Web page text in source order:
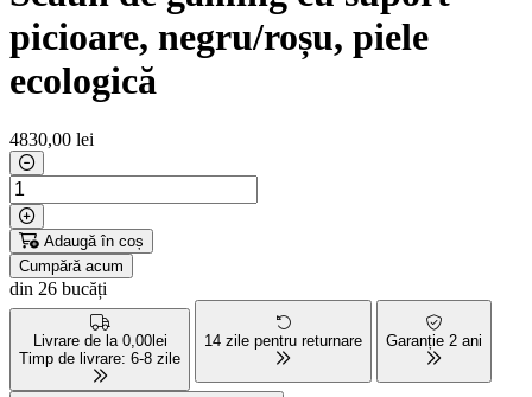
picioare, negru/roșu, piele
ecologică
4830,00 lei
Adaugă în coș
Cumpără acum
din 26 bucăți
Livrare de la 0,00lei
Timp de livrare: 6-8 zile
14 zile pentru returnare Garanție 2 ani